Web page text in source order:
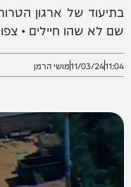
בתיעוד של ארגון
שם לא שהו חיילים •
11:04
11/03/24מושי הרמן